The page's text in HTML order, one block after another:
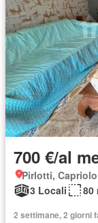
700 €/al
Pirlotti, Capriolo
3 Locali
80
2 settimane, 2 giorni